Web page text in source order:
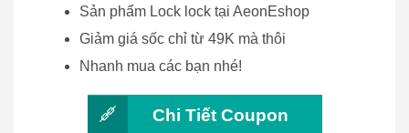
Sản phẩm Lock lock tại AeonEshop
Giảm giá sốc chỉ từ 49K mà thôi
Nhanh mua các bạn nhé!
Chi Tiết Coupon